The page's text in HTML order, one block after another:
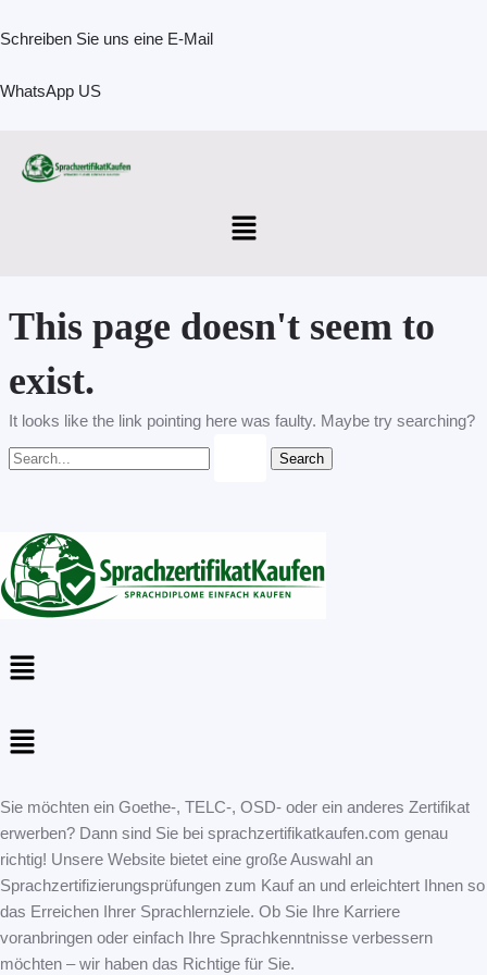
to
Schreiben Sie uns eine E-Mail
WhatsApp US
Menu
This page doesn't seem to
exist.
It looks like the link pointing here was faulty. Maybe try searching?
for:
Menu
Menu
Sie möchten ein Goethe-, TELC-, OSD- oder ein anderes Zertifikat
erwerben? Dann sind Sie bei sprachzertifikatkaufen.com genau
richtig! Unsere Website bietet eine große Auswahl an
Sprachzertifizierungsprüfungen zum Kauf an und erleichtert Ihnen so
das Erreichen Ihrer Sprachlernziele. Ob Sie Ihre Karriere
voranbringen oder einfach Ihre Sprachkenntnisse verbessern
möchten – wir haben das Richtige für Sie.